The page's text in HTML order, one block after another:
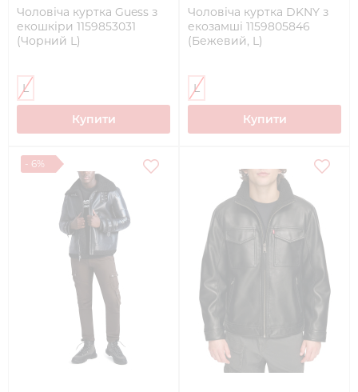
Чоловіча куртка Guess з
екошкіри 1159853031
(Чорний L)
L
Купити
Чоловіча куртка DKNY з
екозамші 1159805846
(Бежевий, L)
L
Купити
- 6%